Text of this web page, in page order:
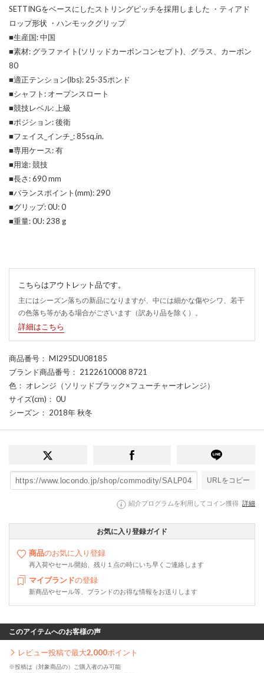
SETTINGをベースにしたストリングピッチを採用しました ・ティアド
ロップ形状 ・ハンモックグリップ
■生産国: 中国
■素材: グラファイト(ソリッドカーボンコンセプト)、グラス、カーボン
80
■適正テンション(lbs): 25-35ポンド
■シャフト: オープンスロート
■競技レベル: 上級
■ポジション: 後衛
■フェイス_インチ_: 85sq.in.
■専用ケース: 有
■用途: 競技
■長さ: 690 mm
■バランスポイント(mm): 290
■グリップ: 0U: 0
■重量: 0U: 238 g
こちらはアウトレット品です。
主にはシーズン落ちの新品になりますが、中には細かな傷やシワ、若干
の色落ち等がある場合がございます（訳あり品を除く）。
詳細はこちら
商品番号 ： MI295DU08185
ブランド商品番号 ： 2122610008 8721
色 ： オレンジ（ソリッドブラック×フューチャーオレンジ）
サイズ(cm) ： 0U
シーズン ： 2018年 秋冬
URLをコピー
紹介プログラムを利用してコイン獲得 詳細
お気に入り登録ガイド
商品のお気に入り登録
再入荷やセール開始、残り１点の時にいち早くご連絡します
マイブランドの登録
新商品やセール等、ブランドのお得な情報をお送りします
このアイテムへのお客様の声
レビュー投稿で最大2,000ポイント
※投稿は（対象商品の）ご購入者のみ可能